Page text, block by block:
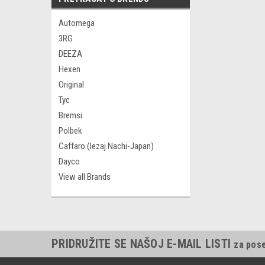
Automega
3RG
DEEZA
Hexen
Original
Tyc
Bremsi
Polbek
Caffaro (lezaj Nachi-Japan)
Dayco
View all Brands
PRIDRUŽITE SE NAŠOJ E-MAIL LISTI za